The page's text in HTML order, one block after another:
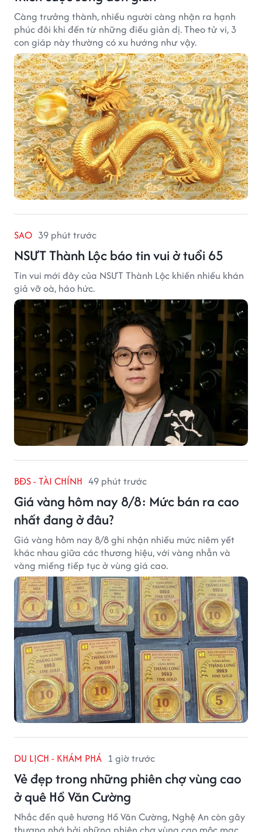
Càng trưởng thành, nhiều người càng nhận ra hạnh
phúc đôi khi đến từ những điều giản dị. Theo tử vi, 3
con giáp này thường có xu hướng như vậy.
SAO 39 phút trước
NSƯT Thành Lộc báo tin vui ở tuổi 65
Tin vui mới đây của NSƯT Thành Lộc khiến nhiều khán
giả vỡ oà, háo hức.
BĐS - TÀI CHÍNH 49 phút trước
Giá vàng hôm nay 8/8: Mức bán ra cao
nhất đang ở đâu?
Giá vàng hôm nay 8/8 ghi nhận nhiều mức niêm yết
khác nhau giữa các thương hiệu, với vàng nhẫn và
vàng miếng tiếp tục ở vùng giá cao.
DU LỊCH - KHÁM PHÁ 1 giờ trước
Vẻ đẹp trong những phiên chợ vùng cao
ở quê Hồ Văn Cường
Nhắc đến quê hương Hồ Văn Cường, Nghệ An còn gây